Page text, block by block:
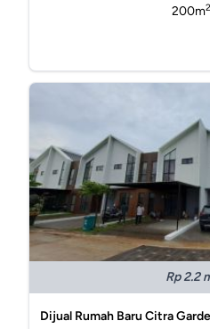
200m2
Rp 2.2
Dijual Rumah Baru Citra